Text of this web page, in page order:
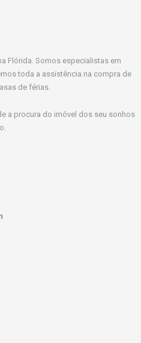
Flórida. Somos especialistas em
toda a assistência na compra de
de férias.
a procura do imóvel dos seu sonhos